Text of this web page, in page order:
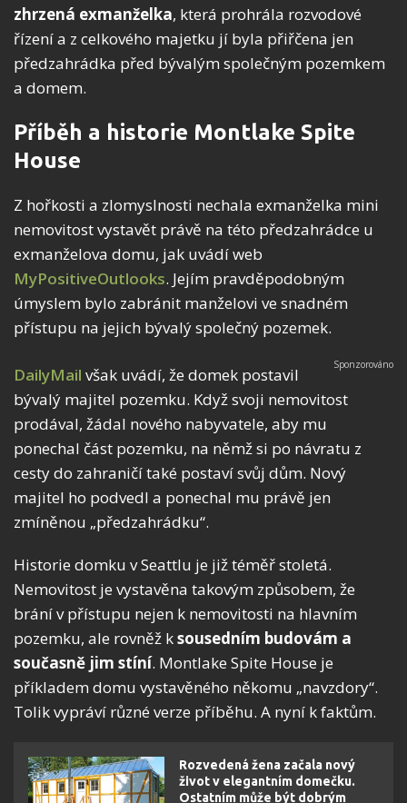
zhrzená exmanželka, která prohrála rozvodové
řízení a z celkového majetku jí byla přiřčena jen
předzahrádka před bývalým společným pozemkem
a domem.
Příběh a historie Montlake Spite
House
Z hořkosti a zlomyslnosti nechala exmanželka mini
nemovitost vystavět právě na této předzahrádce u
exmanželova domu, jak uvádí web
MyPositiveOutlooks. Jejím pravděpodobným
úmyslem bylo zabránit manželovi ve snadném
přístupu na jejich bývalý společný pozemek.
DailyMail však uvádí, že domek postavil
bývalý majitel pozemku. Když svoji nemovitost
prodával, žádal nového nabyvatele, aby mu
ponechal část pozemku, na němž si po návratu z
cesty do zahraničí také postaví svůj dům. Nový
majitel ho podvedl a ponechal mu právě jen
zmíněnou „předzahrádku“.
Historie domku v Seattlu je již téměř stoletá.
Nemovitost je vystavěna takovým způsobem, že
brání v přístupu nejen k nemovitosti na hlavním
pozemku, ale rovněž ksousedním budovám a
současně jim stíní. Montlake Spite House je
příkladem domu vystavěného někomu „navzdory“.
Tolik vypráví různé verze příběhu. A nyní k faktům.
Rozvedená žena začala nový
život v elegantním domečku.
Ostatním může být dobrým